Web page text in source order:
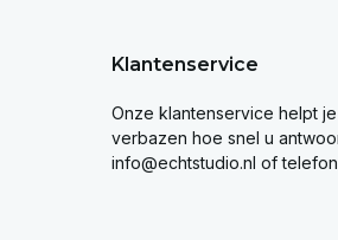
Klantenservice
Onze klantenservice helpt
verbazen hoe snel u
info@echtstudio.nl of